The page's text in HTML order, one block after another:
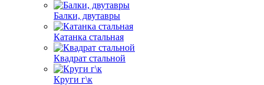
Балки, двутавры
Катанка стальная
Квадрат стальной
Круги г\к